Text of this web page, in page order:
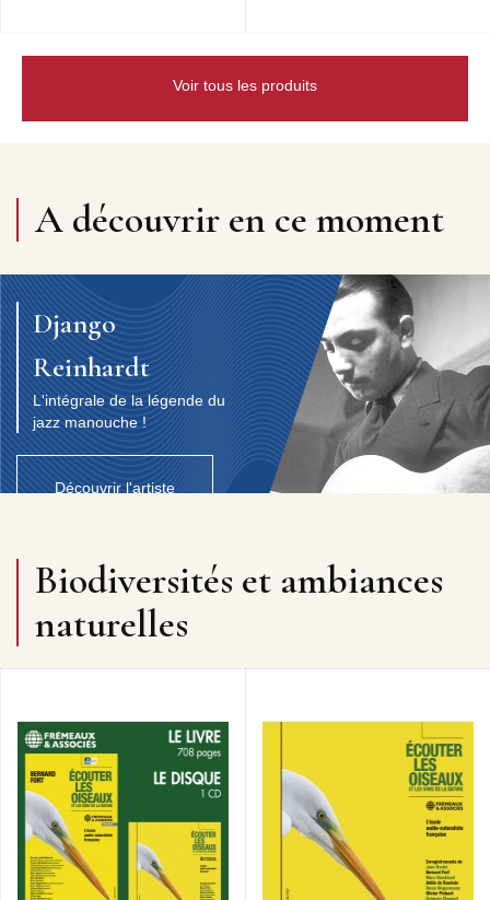
Voir tous les produits
A découvrir en ce moment
Django
Reinhardt
L'intégrale de la légende du
jazz manouche !
Découvrir l'artiste
Biodiversités et ambiances
naturelles